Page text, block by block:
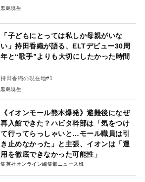
黒島暁生
「子どもにとっては私しか母親がいな
い」持田香織が語る、ELTデビュー30周
年と“歌手”よりも大切にしたかった時間
持田香織の現在地#1
黒島暁生
《イオンモール熊本爆発》避難後になぜ
再入館できた？ハビタ幹部は「気をつけ
て行ってらっしゃいと…モール職員は引
き止めなかった」と主張、イオンは「運
用を徹底できなかった可能性」
集英社オンライン編集部ニュース班